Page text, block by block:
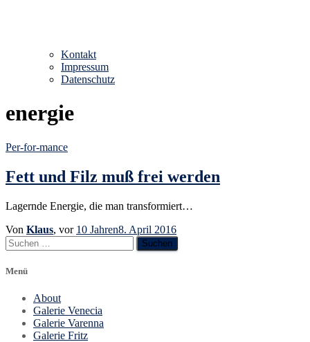
Kontakt
Impressum
Datenschutz
energie
Per-for-mance
Fett und Filz muß frei werden
Lagernde Energie, die man transformiert…
Von Klaus, vor 10 Jahren8. April 2016
Suchen
nach:
Menü
About
Galerie Venecia
Galerie Varenna
Galerie Fritz